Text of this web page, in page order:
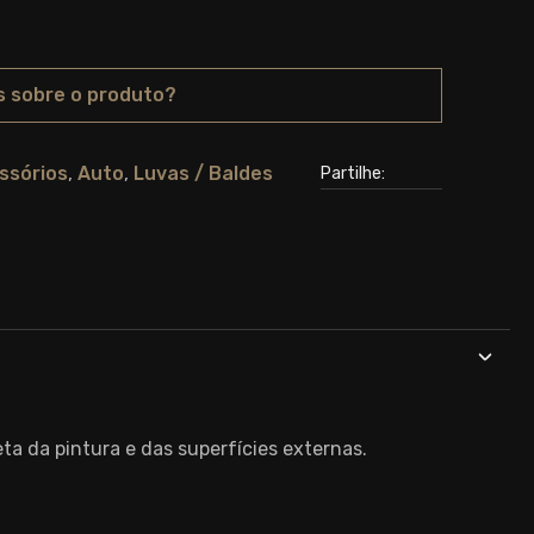
sobre o produto?
, Auto, Luvas / Baldes Partilhe:
da pintura e das superfícies externas.